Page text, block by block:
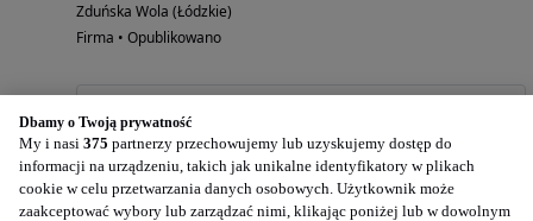
Zduńska Wola (Łódzkie)
Firma • Opublikowano
Dbamy o Twoją prywatność
My i nasi 375 partnerzy przechowujemy lub uzyskujemy dostęp do
informacji na urządzeniu, takich jak unikalne identyfikatory w plikach
cookie w celu przetwarzania danych osobowych. Użytkownik może
zaakceptować wybory lub zarządzać nimi, klikając poniżej lub w dowolnym